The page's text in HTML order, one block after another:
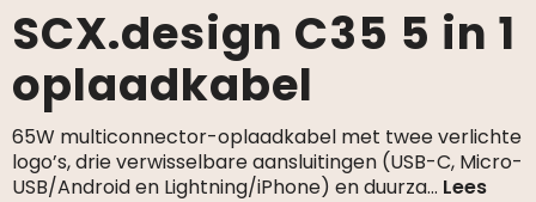
Paraplu's
Caps & Beanies
Tassen
Drinkwaren
SCX.design C35 5 in 1
oplaadkabel
65W multiconnector-oplaadkabel met twee verlichte
logo’s, drie verwisselbare aansluitingen (USB-C, Micro-
USB/Android en Lightning/iPhone) en duurza...